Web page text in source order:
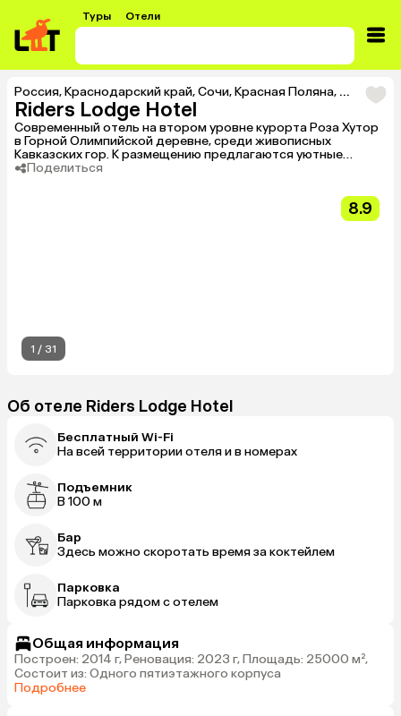
Туры Отели
Россия,Краснодарский край,Сочи,Красная Поляна, Роза
Riders Lodge Hotel
Современный отель на втором уровне курорта Роза Хутор
в Горной Олимпийской деревне, среди живописных
Кавказских гор. К размещению предлагаются уютные
номера разных категорий, оборудованные всем
территории отеля есть ресторан в стиле лофт, кинозал,
клуб с PlayStation и настольными играми, лыжехранилище и
Поделиться
8.9
1 / 31
Об отеле Riders Lodge Hotel
Бесплатный Wi-Fi
На всей территории отеля и в номерах
Подъемник
В 100 м
Бар
Здесь можно скоротать время за коктейлем
Парковка
Парковка рядом с отелем
Общая информация
Построен: 2014 г, Реновация: 2023 г, Площадь: 25000 м²,
Состоит из: Одного пятиэтажного корпуса
Подробнее